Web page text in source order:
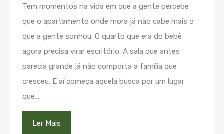
Tem momentos na vida em que a gente percebe
que o apartamento onde mora já não cabe mais o
que a gente sonhou. O quarto que era do bebê
agora precisa virar escritório. A sala que antes
parecia grande já não comporta a família que
cresceu. E aí começa aquela busca por um lugar
que…
Ler Mais